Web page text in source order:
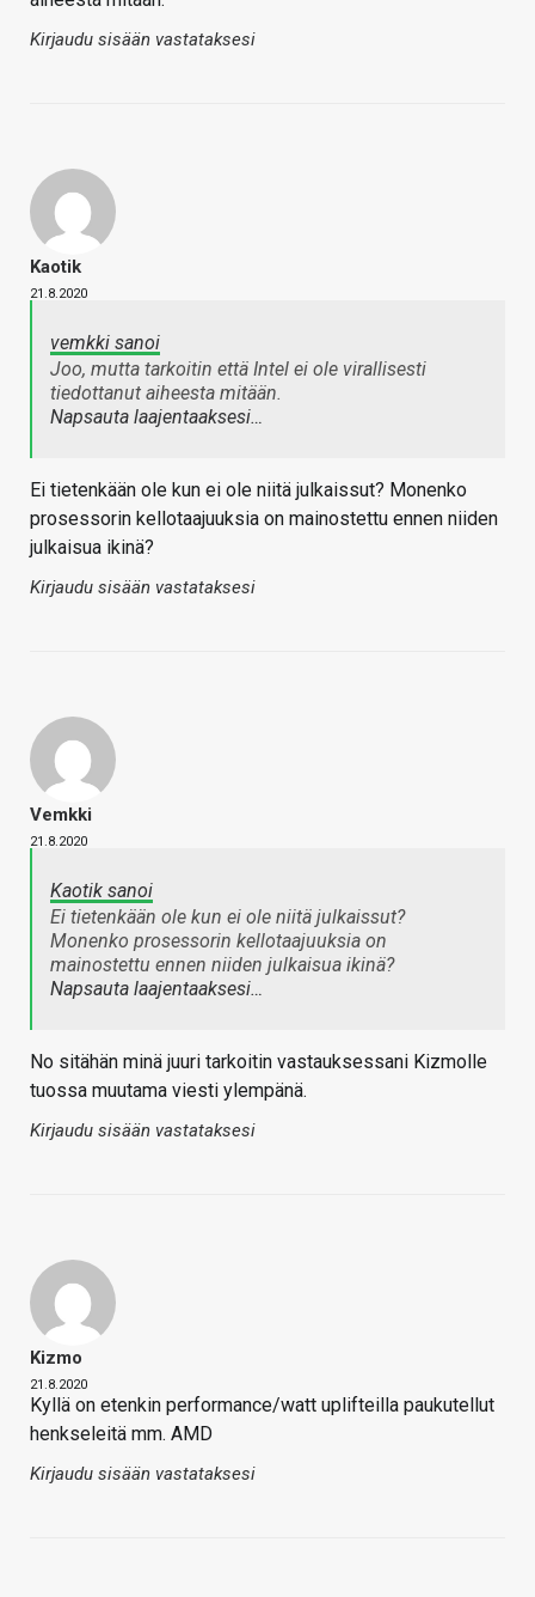
Kirjaudu sisään vastataksesi
Kaotik
21.8.2020
vemkki sanoi
Joo, mutta tarkoitin että Intel ei ole virallisesti
tiedottanut aiheesta mitään.
Napsauta laajentaaksesi…
Ei tietenkään ole kun ei ole niitä julkaissut? Monenko
prosessorin kellotaajuuksia on mainostettu ennen niiden
julkaisua ikinä?
Kirjaudu sisään vastataksesi
Vemkki
21.8.2020
Kaotik sanoi
Ei tietenkään ole kun ei ole niitä julkaissut?
Monenko prosessorin kellotaajuuksia on
mainostettu ennen niiden julkaisua ikinä?
Napsauta laajentaaksesi…
No sitähän minä juuri tarkoitin vastauksessani Kizmolle
tuossa muutama viesti ylempänä.
Kirjaudu sisään vastataksesi
Kizmo
21.8.2020
Kyllä on etenkin performance/watt uplifteilla paukutellut
henkseleitä mm. AMD
Kirjaudu sisään vastataksesi